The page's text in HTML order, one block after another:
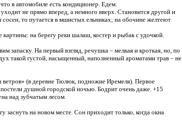
в автомобиле есть кондиционер. Едем.
не прямо вперед, а немного вверх. Становится другой и
то путается в мшистых ельниках; на обочине желтеют
на берегу реки шалаш, костер и рыбак с удочкой.
запаску. На первый взгляд, речушка – мелкая и кроткая, но, по
такой густой, насыщенный, наполненный ароматами трав – не
(в деревне Тюлюк, подножие Иремеля). Первое
душной городской ночью. Бодрит очень даже. +15
над зубчатым лесом.
на новом месте. Сон приходит только, когда окна